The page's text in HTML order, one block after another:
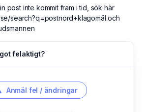
post inte kommit fram i tid, sök här
search?q=postnord+klagomål och
felaktigt?
Anmäl fel / ändringar